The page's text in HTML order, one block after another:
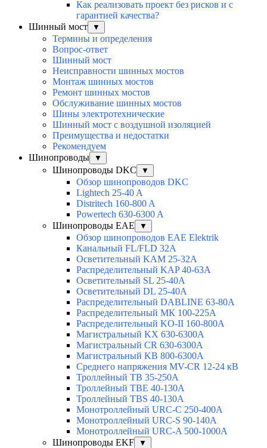
Как реализовать проект без рисков и с
гарантией качества?
Шинный мост
▼
Термины и определения
Вопрос-ответ
Шинный мост
Неисправности шинных мостов
Монтаж шинных мостов
Ремонт шинных мостов
Обслуживание шинных мостов
Шины электротехнические
Шинный мост с воздушной изоляцией
Преимущества и недостатки
Рекомендуем
Шинопроводы
▼
Шинопроводы DKC ▼
Обзор шинопроводов DKC
Lightech 25-40 A
Distritech 160-800 A
Powertech 630-6300 A
Шинопроводы EAE
▼
Обзор шинопроводов EAE Elektrik
Канальный FL/FLD 32A
Осветительный KAM 25-32А
Распределительный KAP 40-63A
Осветительный SL 25-40А
Осветительный DL 25-40А
Распределительный DABLINE 63-80A
Распределительный МК 100-225А
Распределительный KO-II 160-800А
Магистральный KX 630-6300А
Магистральный CR 630-6300А
Магистральный KB 800-6300А
Среднего напряжения MV-CR 12-24 кВ
Троллейный TB 35-250A
Троллейный TBE 40-130A
Троллейный TBS 40-130A
Монотроллейный URC-C 250-400A
Монотроллейный URC-S 90-140A
Монотроллейный URC-A 500-1000A
Шинопроводы EKF
▼